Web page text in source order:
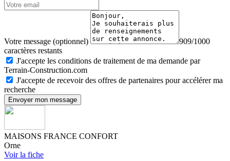
Votre message (optionnel)
909/1000
caractères restants
J'accepte les conditions de traitement de ma demande par
Terrain-Construction.com
J'accepte de recevoir des offres de partenaires pour accélérer ma
recherche
Envoyer mon message
MAISONS FRANCE CONFORT
Orne
Voir la fiche